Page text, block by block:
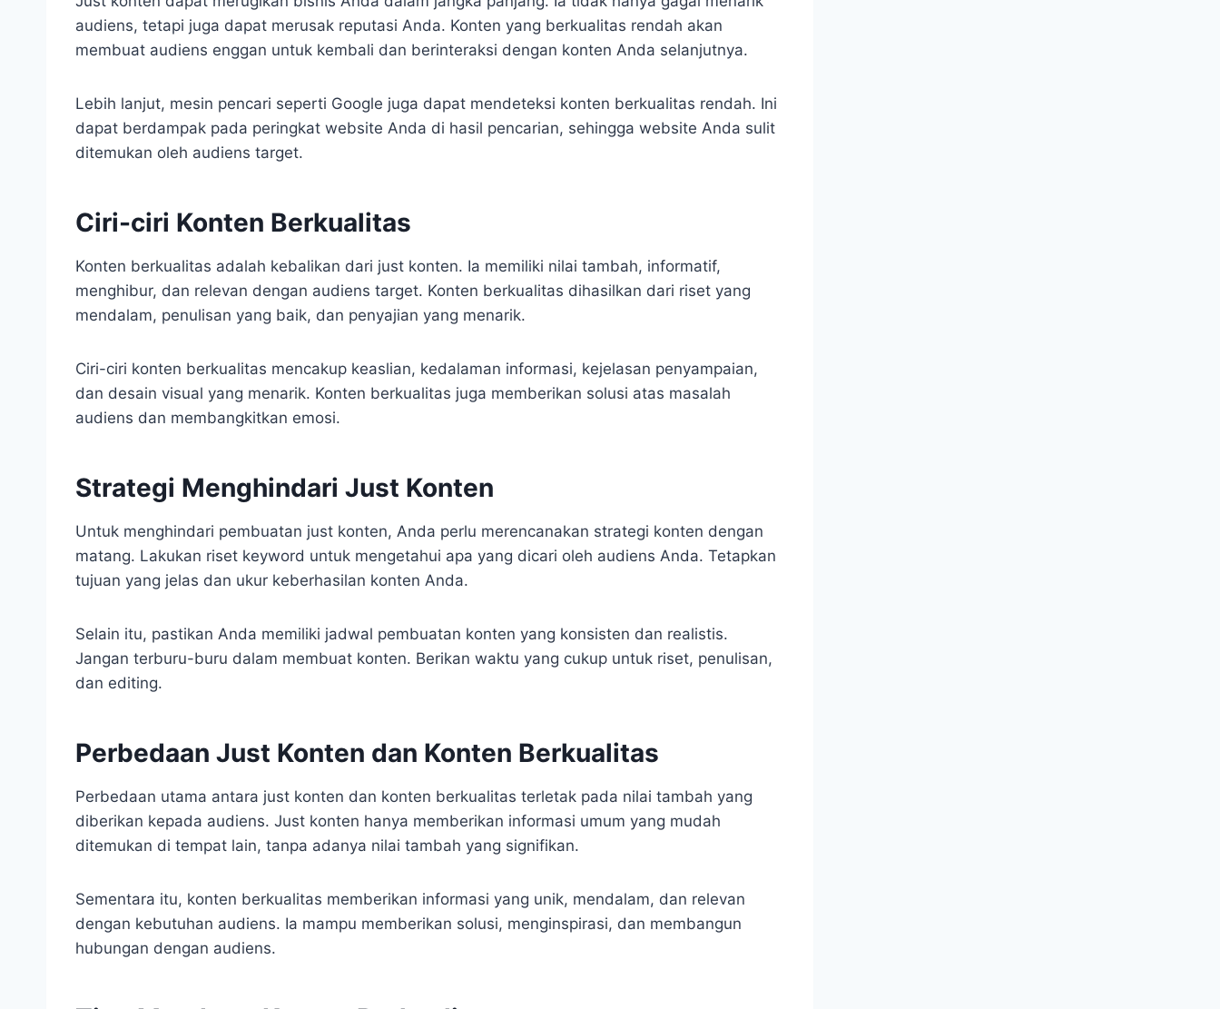
audiens, tetapi juga dapat merusak reputasi Anda. Konten yang berkualitas rendah akan
membuat audiens enggan untuk kembali dan berinteraksi dengan konten Anda selanjutnya.
Lebih lanjut, mesin pencari seperti Google juga dapat mendeteksi konten berkualitas rendah. Ini
dapat berdampak pada peringkat website Anda di hasil pencarian, sehingga website Anda sulit
ditemukan oleh audiens target.
Ciri-ciri Konten Berkualitas
Konten berkualitas adalah kebalikan dari just konten. Ia memiliki nilai tambah, informatif,
menghibur, dan relevan dengan audiens target. Konten berkualitas dihasilkan dari riset yang
mendalam, penulisan yang baik, dan penyajian yang menarik.
Ciri-ciri konten berkualitas mencakup keaslian, kedalaman informasi, kejelasan penyampaian,
dan desain visual yang menarik. Konten berkualitas juga memberikan solusi atas masalah
audiens dan membangkitkan emosi.
Strategi Menghindari Just Konten
Untuk menghindari pembuatan just konten, Anda perlu merencanakan strategi konten dengan
matang. Lakukan riset keyword untuk mengetahui apa yang dicari oleh audiens Anda. Tetapkan
tujuan yang jelas dan ukur keberhasilan konten Anda.
Selain itu, pastikan Anda memiliki jadwal pembuatan konten yang konsisten dan realistis.
Jangan terburu-buru dalam membuat konten. Berikan waktu yang cukup untuk riset, penulisan,
dan editing.
Perbedaan Just Konten dan Konten Berkualitas
Perbedaan utama antara just konten dan konten berkualitas terletak pada nilai tambah yang
diberikan kepada audiens. Just konten hanya memberikan informasi umum yang mudah
ditemukan di tempat lain, tanpa adanya nilai tambah yang signifikan.
Sementara itu, konten berkualitas memberikan informasi yang unik, mendalam, dan relevan
dengan kebutuhan audiens. Ia mampu memberikan solusi, menginspirasi, dan membangun
hubungan dengan audiens.